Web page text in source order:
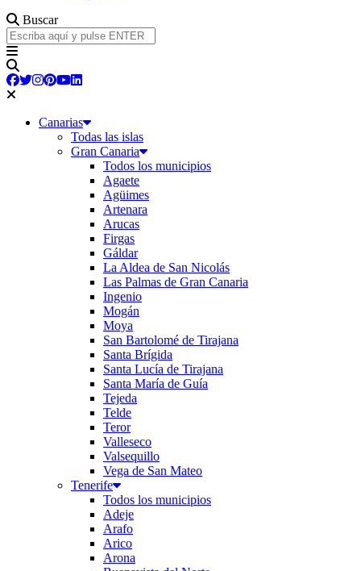
Buscar
Canarias
Todas las islas
Gran Canaria
Todos los municipios
Agaete
Agüimes
Artenara
Arucas
Firgas
Gáldar
La Aldea de San Nicolás
Las Palmas de Gran Canaria
Ingenio
Mogán
Moya
San Bartolomé de Tirajana
Santa Brígida
Santa Lucía de Tirajana
Santa María de Guía
Tejeda
Telde
Teror
Valleseco
Valsequillo
Vega de San Mateo
Tenerife
Todos los municipios
Adeje
Arafo
Arico
Arona